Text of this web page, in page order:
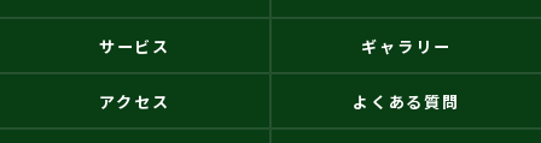
サービス ギャラリー
アクセス よくある質問